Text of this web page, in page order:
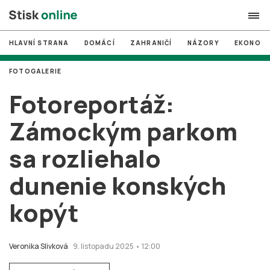
search
# MUNI
# Brno
# volby
login PŘIHLÁSIT SE
Zapomněli jste heslo?
HLAVNÍ STRANA DOMÁCÍ ZAHRANIČÍ NÁZORY
Fotoreportáž:
Zámockým parkom
sa rozliehalo
dunenie konských
kopýt
Veronika Slivková 9. listopadu 2025 • 12:00
FOTOGALERIE